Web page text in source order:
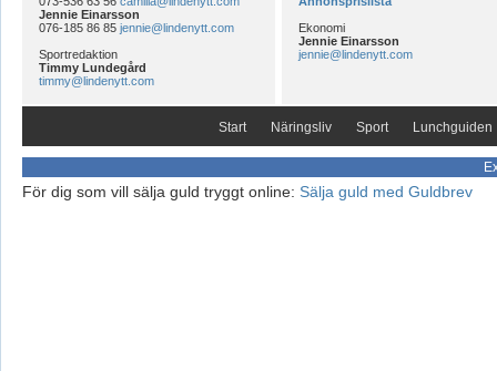
Jennie Einarsson
076-185 86 85 jennie@lindenytt.com
Sportredaktion
Timmy Lundegård
timmy@lindenytt.com
Ekonomi
Jennie Einarsson
jennie@lindenytt.com
Start Näringsliv Sport Lunchguiden
För dig som vill sälja guld tryggt online: Sälja guld med Guldbrev